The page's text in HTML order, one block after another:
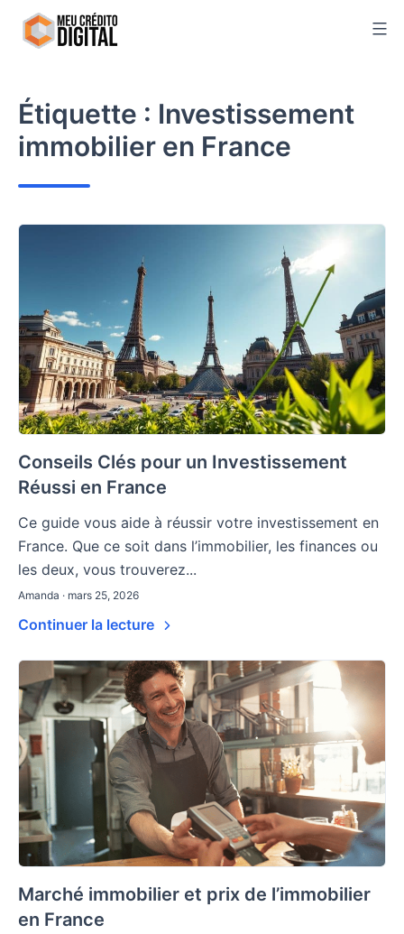
Skip
Étiquette : Investissement
immobilier en France
Conseils Clés pour un Investissement
Réussi en France
Ce guide vous aide à réussir votre investissement en
France. Que ce soit dans l’immobilier, les finances ou
les deux, vous trouverez...
Amanda · mars 25, 2026
Continuer la lecture
Marché immobilier et prix de l’immobilier
en France